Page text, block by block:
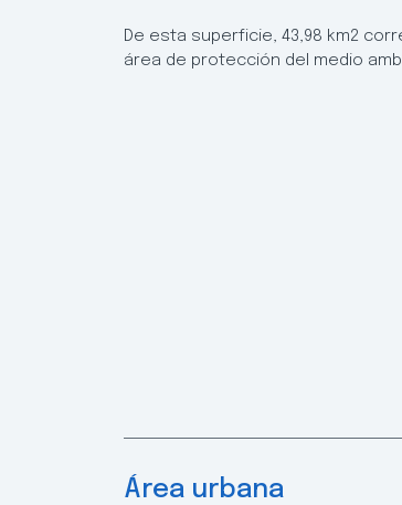
De esta superficie, 43,98 km2
área de protección del medio
Área urbana